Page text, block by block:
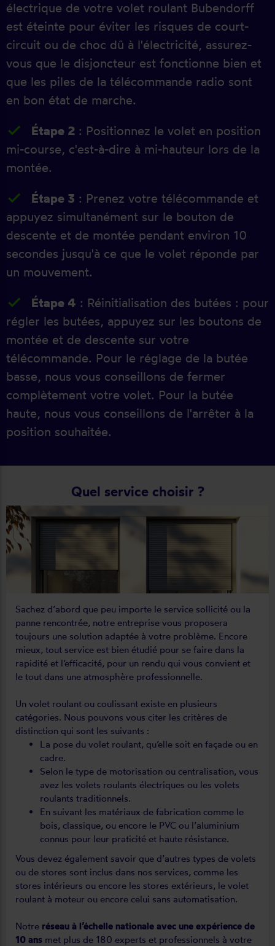
électrique de votre volet roulant Bubendorff
est éteinte pour éviter les risques de court-
circuit ou de choc dû à l'électricité, assurez-
vous que le disjoncteur est fonctionne bien et
que les piles de la télécommande radio sont
en bon état de marche.
Étape 2 : Positionnez le volet en position
mi-course, c'est-à-dire à mi-hauteur lors de la
montée.
Étape 3 : Prenez votre télécommande et
appuyez simultanément sur le bouton de
descente et de montée pendant environ 10
secondes jusqu'à ce que le volet réponde par
un mouvement.
Étape 4 : Réinitialisation des butées : pour
régler les butées, appuyez sur les boutons de
montée et de descente sur votre
télécommande. Pour le réglage de la butée
basse, nous vous conseillons de fermer
complètement votre volet. Pour la butée
haute, nous vous conseillons de l'arrêter à la
position souhaitée.
Quel service choisir ?
Sachez d’abord que peu importe le service sollicité ou la
panne rencontrée, notre entreprise vous proposera
toujours une solution adaptée à votre problème. Encore
mieux, tout service est bien étudié pour se faire dans la
rapidité et l’efficacité, pour un rendu qui vous convient et
le tout dans une atmosphère professionnelle.
Un volet roulant ou coulissant existe en plusieurs
catégories. Nous pouvons vous citer les critères de
distinction qui sont les suivants :
La pose du volet roulant, qu’elle soit en façade ou en
cadre.
Selon le type de motorisation ou centralisation, vous
avez les volets roulants électriques ou les volets
roulants traditionnels.
En suivant les matériaux de fabrication comme le
bois, classique, ou encore le PVC ou l’aluminium
connus pour leur praticité et haute résistance.
Vous devez également savoir que d’autres types de volets
ou de stores sont inclus dans nos services, comme les
stores intérieurs ou encore les stores extérieurs, le volet
roulant à moteur ou encore celui sans automatisation.
Notre réseau à l’échelle nationale avec une expérience de
10 ans met plus de 180 experts et professionnels à votre